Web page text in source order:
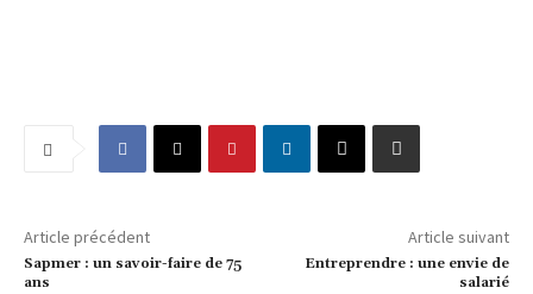
Article précédent
Sapmer : un savoir-faire de 75
ans
Article suivant
Entreprendre : une envie de
salarié